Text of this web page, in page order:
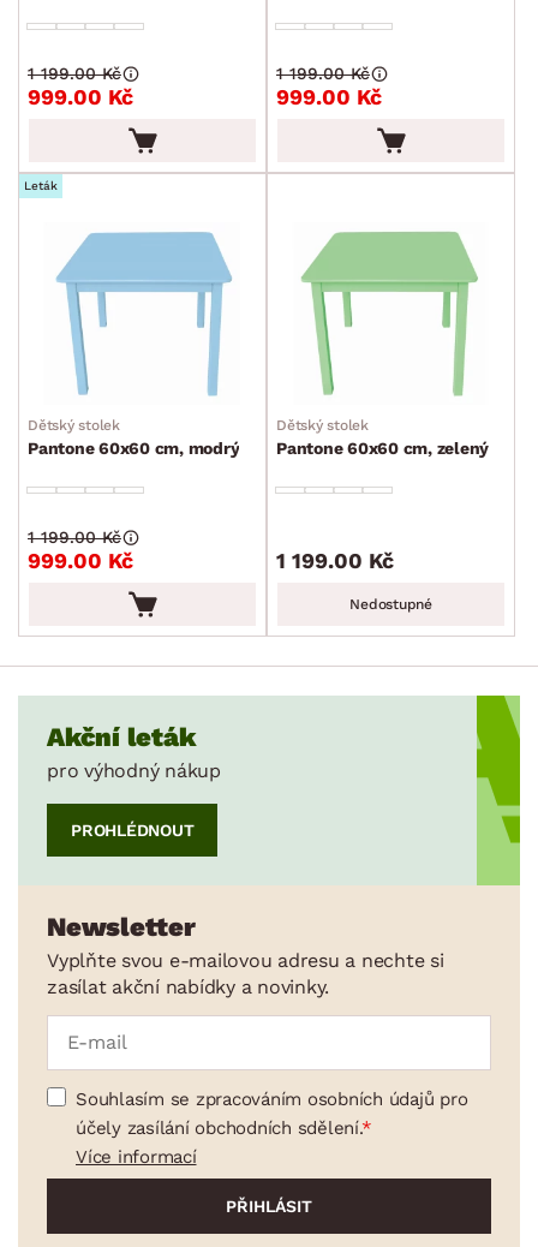
Dětské stolky
Křesla a sezení
Židle a lavice
Komody, skříňky a vitríny
Bytové doplňky
Sedací soupravy a pohovky
Sestavy a stěny
Drobný nábytek
MATERIÁL
POVRCHOVÁ ÚPRAVA
TVAR
SKLADOVOST
999.00 Kč
1 199.00 Kč
999.00 Kč
1 199.00 Kč
Leták
Dětský stolek
Pantone 60x60 cm, modrý
999.00 Kč
1 199.00 Kč
Dětský stolek
Pantone 60x60 cm, zelený
1 199.00 Kč
Nedostupné
Akční leták
pro výhodný nákup
PROHLÉDNOUT
Newsletter
Vyplňte svou e-mailovou adresu a nechte si
zasílat akční nabídky a novinky.
Souhlasím se zpracováním osobních údajů pro
účely zasílání obchodních sdělení.
Více informací